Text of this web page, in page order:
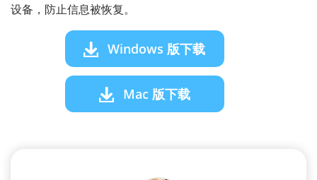
设备，防止信息被恢复。
Windows 版下载
Mac 版下载